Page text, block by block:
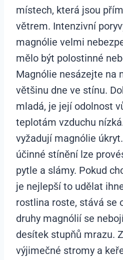
místech, která jsou
větrem. Intenzivní
magnólie velmi
mělo být polostinné
Magnólie nesázejte na
většinu dne ve stínu.
mladá, je její odolnost
teplotám vzduchu
vyžadují magnólie
účinné stínění lze
pytle a slámy. Pokud
je nejlepší to udělat
rostlina roste, stává se
druhy magnólií se
desítek stupňů mrazu.
výjimečné stromy a